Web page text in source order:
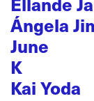
Ángela
June
K
Kai Yoda